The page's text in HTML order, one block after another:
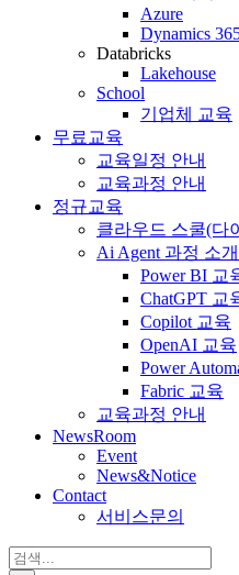
Azure
Dynamics
Databricks
Lakehouse
School
기업체 교육
무료교육
교육일정 안내
교육과정 안내
정규교육
클라우드 스쿨(다
Ai Agent 과정 소개
Power BI 교
ChatGPT 교
Copilot 교육
OpenAI 교육
Power
Fabric 교육
교육과정 안내
NewsRoom
Event
News&Notice
Contact
서비스문의
검